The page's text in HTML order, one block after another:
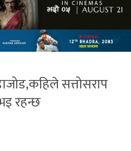
सत्तोसराप
रहन्छ